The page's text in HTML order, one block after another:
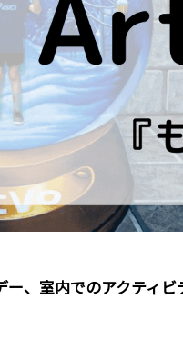
、室内でのアクティ